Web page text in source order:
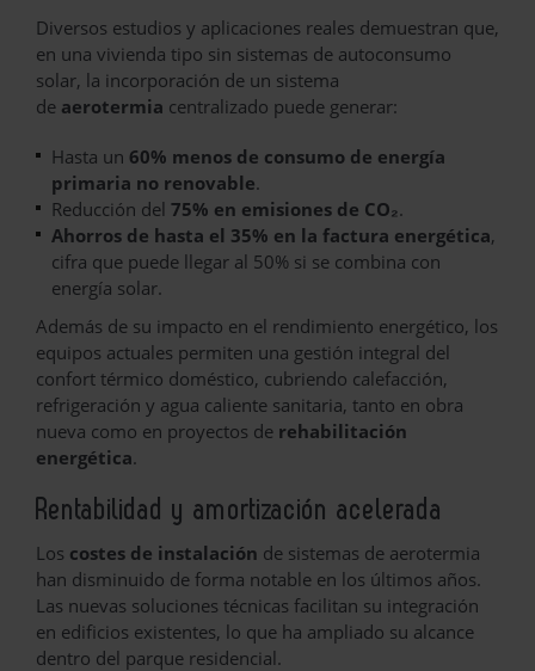
Diversos estudios y aplicaciones reales demuestran que,
en una vivienda tipo sin sistemas de autoconsumo
solar, la incorporación de un sistema
de aerotermia centralizado puede generar:
Hasta un 60% menos de consumo de energía
primaria no renovable.
Reducción del 75% en emisiones de CO₂.
Ahorros de hasta el 35% en la factura energética,
cifra que puede llegar al 50% si se combina con
energía solar.
Además de su impacto en el rendimiento energético, los
equipos actuales permiten una gestión integral del
confort térmico doméstico, cubriendo calefacción,
refrigeración y agua caliente sanitaria, tanto en obra
nueva como en proyectos de rehabilitación
energética.
Rentabilidad y amortización acelerada
Los costes de instalación de sistemas de aerotermia
han disminuido de forma notable en los últimos años.
Las nuevas soluciones técnicas facilitan su integración
en edificios existentes, lo que ha ampliado su alcance
dentro del parque residencial.